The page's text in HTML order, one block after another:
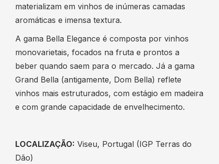
materializam em vinhos de inúmeras camadas
aromáticas e imensa textura.
A gama Bella Elegance é composta por vinhos
monovarietais, focados na fruta e prontos a
beber quando saem para o mercado. Já a gama
Grand Bella (antigamente, Dom Bella) reflete
vinhos mais estruturados, com estágio em madeira
e com grande capacidade de envelhecimento.
LOCALIZAÇÃO: Viseu, Portugal (IGP Terras do
Dão)